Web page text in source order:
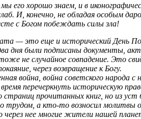
хорошо знаем, и в
И, конечно, не обладая особым
с Богом побеждать силы зла!
— это еще и исторический День
дня были подписаны документы,
не случайное совпадение. Это
через возвращение к Богу.
война, война советского
перечеркнуть историческую
прочитанных книг, но из
а кто-то возносил молитвы
нее многие жители нашей